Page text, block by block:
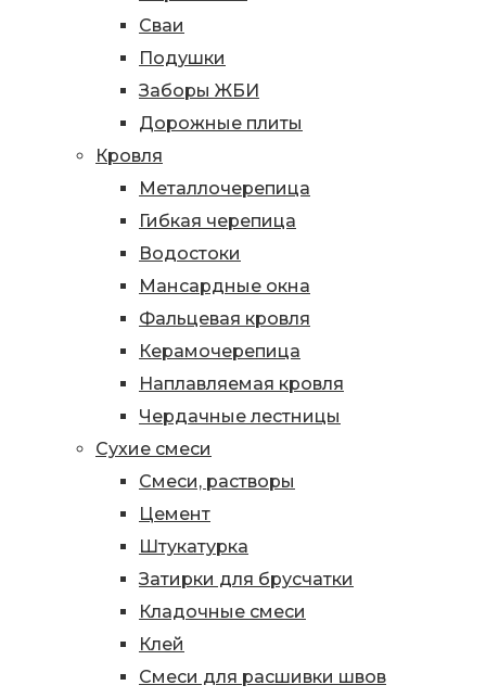
Сваи
Подушки
Заборы ЖБИ
Дорожные плиты
Кровля
Металлочерепица
Гибкая черепица
Водостоки
Мансардные окна
Фальцевая кровля
Керамочерепица
Наплавляемая кровля
Чердачные лестницы
Сухие смеси
Смеси, растворы
Цемент
Штукатурка
Затирки для брусчатки
Кладочные смеси
Клей
Смеси для расшивки швов